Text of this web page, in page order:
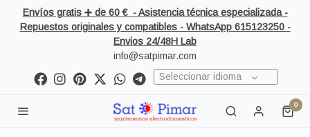
Envíos gratis ➕ de 60 € - Asistencia técnica especializada -
Repuestos originales y compatibles - WhatsApp 615123250 -
Envios 24/48H Lab
info@satpimar.com
Seleccionar idioma
0